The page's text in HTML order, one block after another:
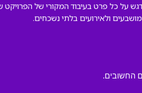
השתמשנו בכלים מתקדמים ושמנו דגש על כל פרט בעיבוד המקורי של
ולאירועים בלתי נשכחים.
החשובים.